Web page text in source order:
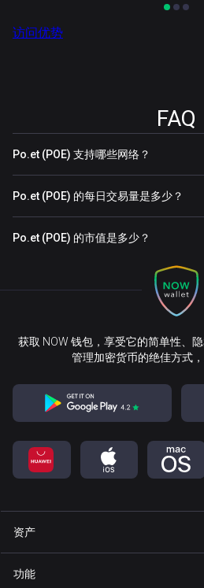
访问优势
FAQ
Po.et (POE) 支持哪些网络？
Po.et (POE) 的每日交易量是多少？
Po.et (POE) 的市值是多少？
获取 NOW 钱包，享受它的简单性、
管理加密货币的绝佳方式，
资产
功能